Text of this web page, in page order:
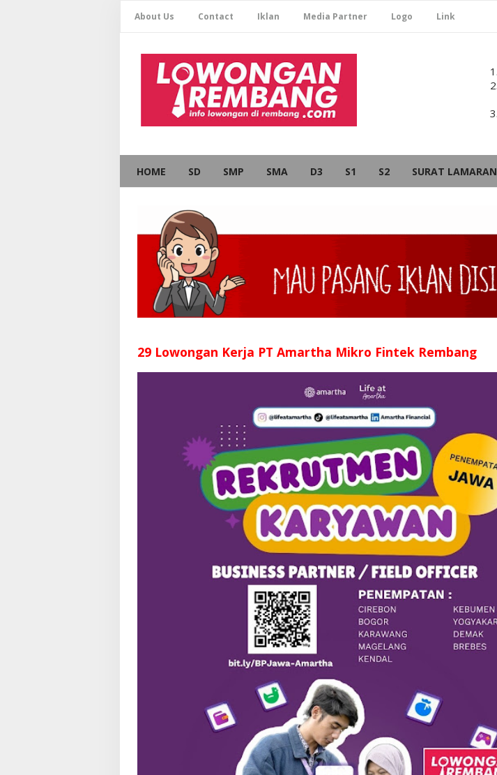
About Us Contact Iklan Media Partner Logo Link
HOME SD SMP SMA D3 S1 S2 SURAT LAMARAN
29 Lowongan Kerja PT Amartha Mikro Fintek Rembang